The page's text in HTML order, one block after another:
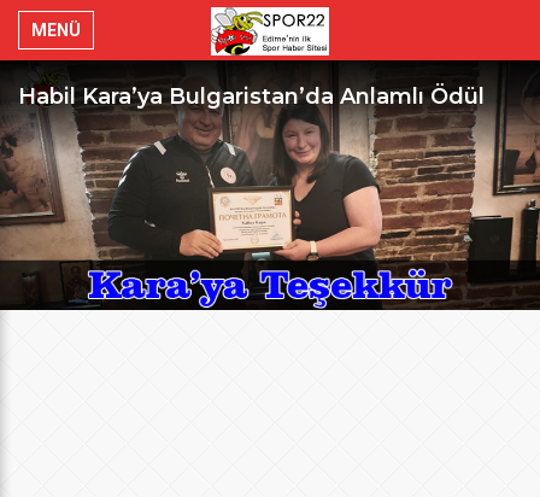
MENÜ
Habil Kara’ya Bulgaristan’da Anlamlı Ödül